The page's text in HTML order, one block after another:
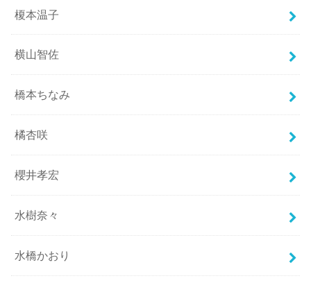
榎本温子
横山智佐
橋本ちなみ
橘杏咲
櫻井孝宏
水樹奈々
水橋かおり